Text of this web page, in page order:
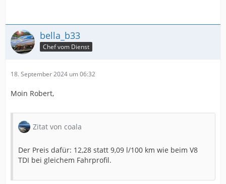
bella_b33
Chef vom Dienst
18. September 2024 um 06:32
Moin Robert,
Zitat von coala
Der Preis dafür: 12,28 statt 9,09 l/100 km wie beim V8
TDI bei gleichem Fahrprofil.